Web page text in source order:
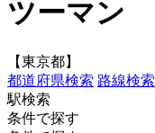
ツーマン
【東京都】
都道府県検索 路線検索
駅検索
条件で探す